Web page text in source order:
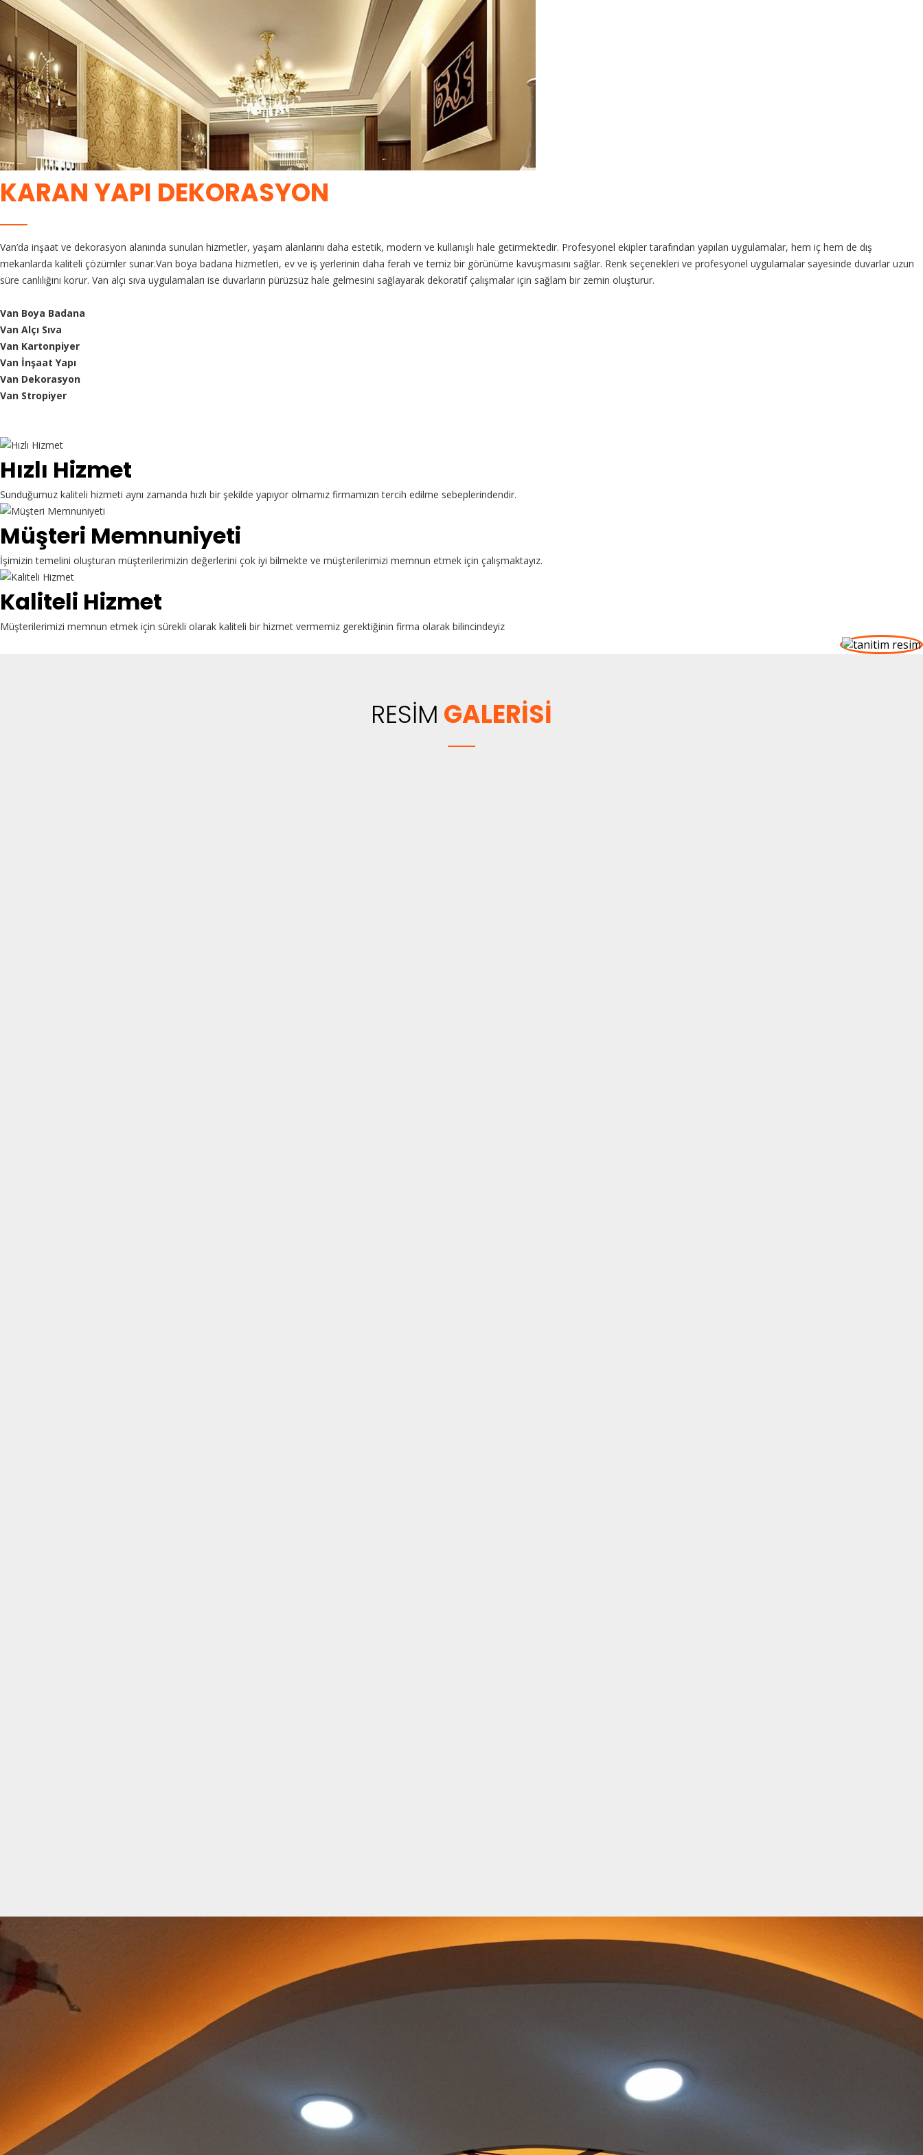
KARAN YAPI DEKORASYON
Van’da inşaat ve dekorasyon alanında sunulan hizmetler, yaşam alanlarını daha estetik, modern ve kullanışlı hale getirmektedir. Profesyonel ekipler tarafından yapılan uygulamalar, hem iç hem de dış
mekanlarda kaliteli çözümler sunar.Van boya badana hizmetleri, ev ve iş yerlerinin daha ferah ve temiz bir görünüme kavuşmasını sağlar. Renk seçenekleri ve profesyonel uygulamalar sayesinde duvarlar uzun
süre canlılığını korur. Van alçı sıva uygulamaları ise duvarların pürüzsüz hale gelmesini sağlayarak dekoratif çalışmalar için sağlam bir zemin oluşturur.
Van Boya Badana
Van Alçı Sıva
Van Kartonpiyer
Van İnşaat Yapı
Van Dekorasyon
Van Stropiyer
Hızlı Hizmet
Sunduğumuz kaliteli hizmeti aynı zamanda hızlı bir şekilde yapıyor olmamız firmamızın tercih edilme sebeplerindendir.
Müşteri Memnuniyeti
İşimizin temelini oluşturan müşterilerimizin değerlerini çok iyi bilmekte ve müşterilerimizi memnun etmek için çalışmaktayız.
Kaliteli Hizmet
Müşterilerimizi memnun etmek için sürekli olarak kaliteli bir hizmet vermemiz gerektiğinin firma olarak bilincindeyiz
RESİM GALERİSİ